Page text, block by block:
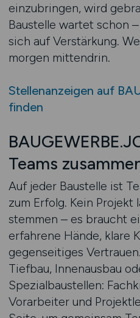
einzubringen, wird
Baustelle wartet schon
sich auf Verstärkung.
morgen mittendrin.
Stellenanzeigen auf
finden
Teams
Auf jeder Baustelle ist
zum Erfolg. Kein Projekt
stemmen – es braucht
erfahrene Hände, klare
gegenseitiges
Tiefbau, Innenausbau
Spezialbaustellen:
Vorarbeiter und